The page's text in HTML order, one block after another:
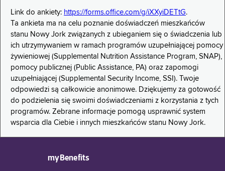
Link do ankiety: https://forms.office.com/g/iXXyiDETtG.
Ta ankieta ma na celu poznanie doświadczeń mieszkańców
stanu Nowy Jork związanych z ubieganiem się o świadczenia lub
ich utrzymywaniem w ramach programów uzupełniającej pomocy
żywieniowej (Supplemental Nutrition Assistance Program, SNAP),
pomocy publicznej (Public Assistance, PA) oraz zapomogi
uzupełniającej (Supplemental Security Income, SSI). Twoje
odpowiedzi są całkowicie anonimowe. Dziękujemy za gotowość
do podzielenia się swoimi doświadczeniami z korzystania z tych
programów. Zebrane informacje pomogą usprawnić system
wsparcia dla Ciebie i innych mieszkańców stanu Nowy Jork.
myBenefits